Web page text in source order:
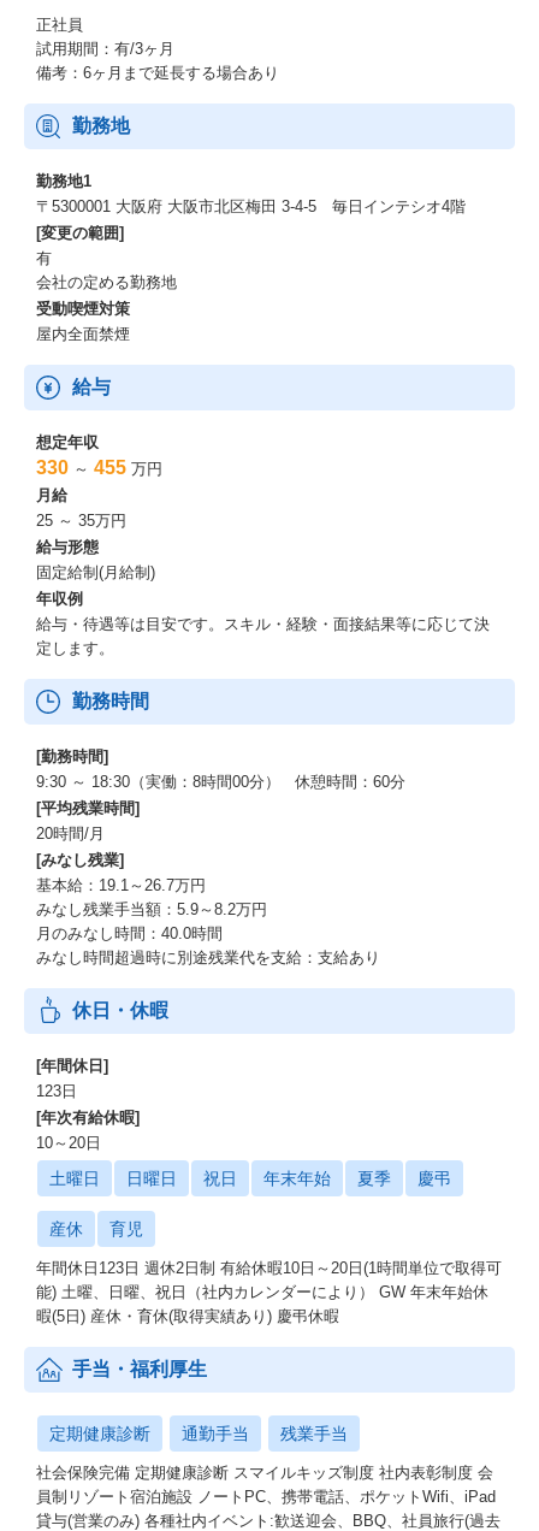
正社員
試用期間：有/3ヶ月
備考：6ヶ月まで延長する場合あり
勤務地
勤務地1
〒5300001 大阪府 大阪市北区梅田 3-4-5 毎日インテシオ4階
[変更の範囲]
有
会社の定める勤務地
受動喫煙対策
屋内全面禁煙
給与
想定年収
330 ～ 455 万円
月給
25 ～ 35万円
給与形態
固定給制(月給制)
年収例
給与・待遇等は目安です。スキル・経験・面接結果等に応じて決
定します。
勤務時間
[勤務時間]
9:30 ～ 18:30（実働：8時間00分） 休憩時間：60分
[平均残業時間]
20時間/月
[みなし残業]
基本給：19.1～26.7万円
みなし残業手当額：5.9～8.2万円
月のみなし時間：40.0時間
みなし時間超過時に別途残業代を支給：支給あり
休日・休暇
[年間休日]
123日
[年次有給休暇]
10～20日
土曜日 日曜日 祝日 年末年始 夏季 慶弔
産休 育児
年間休日123日 週休2日制 有給休暇10日～20日(1時間単位で取得可
能) 土曜、日曜、祝日（社内カレンダーにより） GW 年末年始休
暇(5日) 産休・育休(取得実績あり) 慶弔休暇
手当・福利厚生
定期健康診断 通勤手当 残業手当
社会保険完備 定期健康診断 スマイルキッズ制度 社内表彰制度 会
員制リゾート宿泊施設 ノートPC、携帯電話、ポケットWifi、iPad
貸与(営業のみ) 各種社内イベント:歓送迎会、BBQ、社員旅行(過去